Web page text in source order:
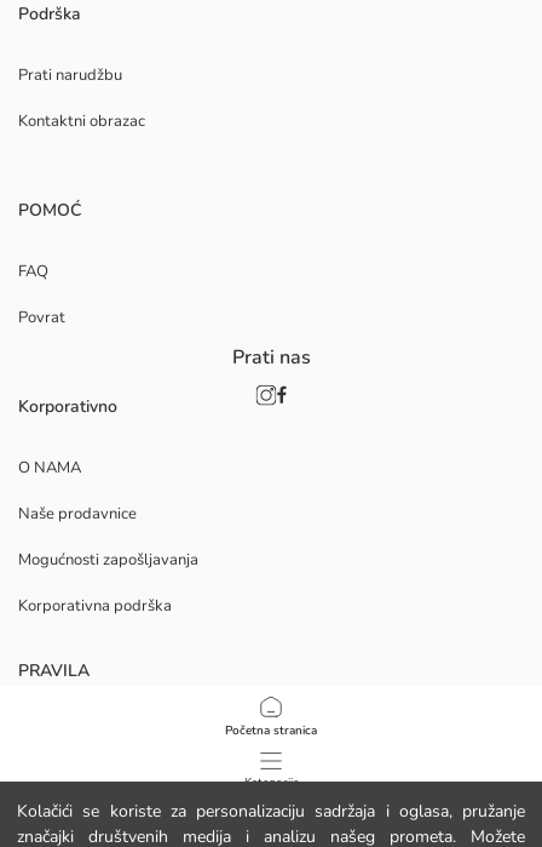
Kolačići se koriste za personalizaciju sadržaja i oglasa, pružanje
značajki društvenih medija i analizu našeg prometa. Možete
Početna stranica
Kategorije
Moja košarica
Podrška
Prati narudžbu
Kontaktni obrazac
POMOĆ
FAQ
Povrat
Korporativno
O NAMA
Naše prodavnice
Mogućnosti zapošljavanja
Korporativna podrška
PRAVILA
Politika privatnosti i sigurnosti podataka
Uvjeti korištenja
Politika kolačića
Prati nas